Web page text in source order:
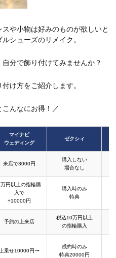
や小物は好みのものが欲しいと
シューズのリメイク。
分で飾り付けてみませんか？
け方をご紹介します。
こんなにお得！／
マイナビ
ウェディング
ゼクシィ
来店で3000円
購入しない
場合なし
円以上の指輪購
入で
+10000円
購入時のみ
特典
予約の上来店
税込10万円以上
の指輪購入
上乗せ10000円〜
成約時のみ
特典20000円